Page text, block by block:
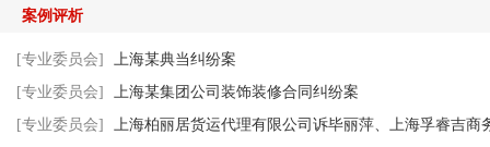
案例评析
[专业委员会]
上海某典当纠纷案
[专业委员会]
上海某集团公司装饰装修合同纠纷案
[专业委员会]
上海柏丽居货运代理有限公司诉毕丽萍、上海孚睿吉商